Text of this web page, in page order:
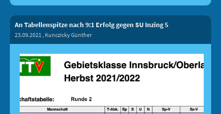
An Tabellenspitze nach 9:1 Erfolg gegen SU Inzing 5
23.09.2021 , Kunczicky Günther